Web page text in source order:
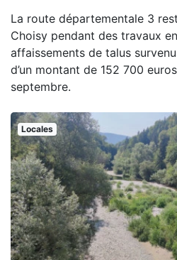
La route départementale 3
Choisy pendant des travaux
affaissements de talus
d’un montant de 152 700
septembre.
Locales